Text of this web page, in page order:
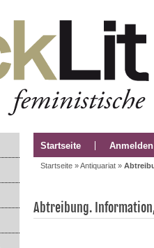
Startseite Anmelden
Startseite »Antiquariat »
Abtreibung.